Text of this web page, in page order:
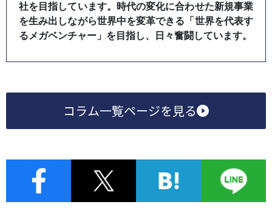
社を目指しています。時代の変化に合わせた新規事業
を生み出しながら世界中を変革できる「世界を代表す
るメガベンチャー」を目指し、日々奮闘しています。
コラム一覧ページを見る